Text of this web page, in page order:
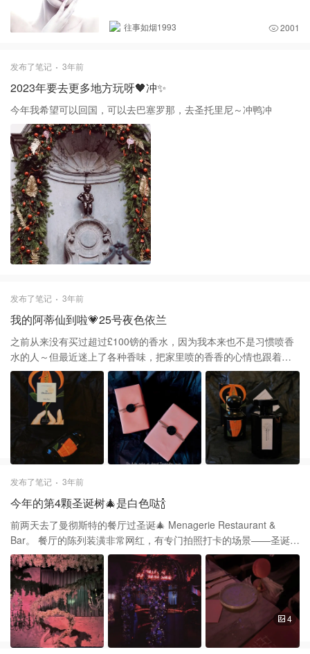
往事如烟1993 2001
发布了笔记 3年前
2023年要去更多地方玩呀🖤冲✨
今年我希望可以回国，可以去巴塞罗那，去圣托里尼～冲鸭冲
发布了笔记 3年前
我的阿蒂仙到啦💗25号夜色依兰
之前从来没有买过超过£100镑的香水，因为我本来也不是习惯喷香
水的人～但最近迷上了各种香味，把家里喷的香香的心情也跟着
好。 前两天看到了省钱君推的阿蒂仙折扣，心动之下就动手啦！ 我
选的是25号夜色依兰，大家评价都说奶香味十足，前调闻起来就是
奶香➕花香，中调奶香味基本消失，是一种偏知性优雅的浓郁香味。
留香很久！ Bana banana 就挺可爱的，他不是传统意义上的香蕉
味，有点野生的青香蕉味🍌很有夏天的感觉。 不得不说阿蒂仙的留
香真久啊～果然贵有贵的道理是嘛！哈哈哈哈哈
发布了笔记 3年前
今年的第4颗圣诞树🎄是白色哒🍾
前两天去了曼彻斯特的餐厅过圣诞🎄 Menagerie Restaurant &
Bar。 餐厅的陈列装潢非常网红，有专门拍照打卡的场景——圣诞粉
红泡泡浴🧼超级梦幻💗 🥗菜品还行，Starter是一道扇贝🐚Main是一
道7分熟的牛排，味道很不错。朋友吃了一道圣诞鸡肉也非常好吃，
我觉得胜过牛排🥩 🍮甜点给出差评！我点了一道泡芙，真的还不如
玛莎等超市的泡芙好吃，吃了一口就结束了🔚同伴的cheese cake也
中规中矩。不过他家菜品分量还不错，主菜就可以吃饱😄 🍹非常推
荐他家的鸡尾酒，基本不踩雷。French kiss 💋 pink lady💓还有一个
heart break啥的都很不错，十分推荐💯 非常适合喜欢水果甜口的女
4